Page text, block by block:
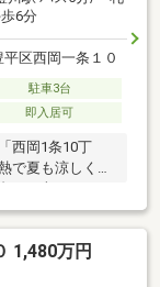
6分
区西岡一条１０
駐車3台
即入居可
西岡1条10丁
夏も涼しく快
も安心・ 吹抜
緑を望めます・
みたい方にも◆
しない住まい
1,480万円